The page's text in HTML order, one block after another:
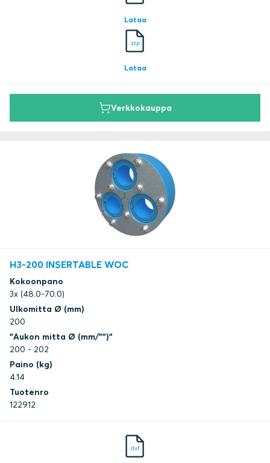
Lataa
stp
Lataa
Verkkokauppa
H3-200 INSERTABLE WOC
Kokoonpano
3x (48.0-70.0)
Ulkomitta Ø (mm)
200
"Aukon mitta Ø (mm/"")"
200 - 202
Paino (kg)
4.14
Tuotenro
122912
dxf